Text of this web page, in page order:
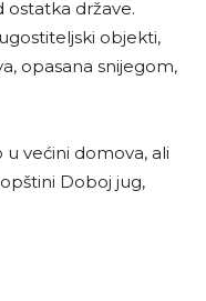
države.
objekti,
opasana snijegom,
većini domova, ali
Doboj jug,